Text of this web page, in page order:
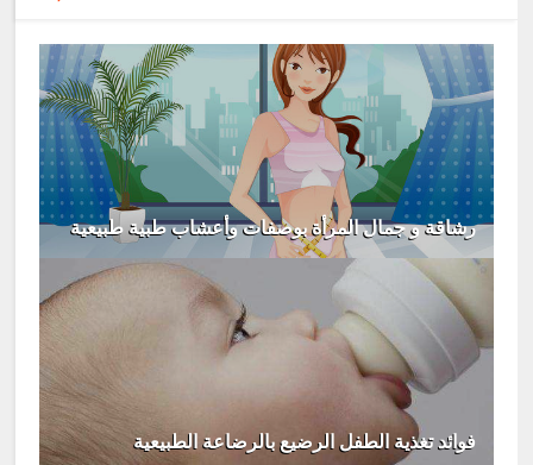
رشاقة و جمال المرأة بوصفات وأعشاب طبية طبيعية
فوائد تغذية الطفل الرضيع بالرضاعة الطبيعية